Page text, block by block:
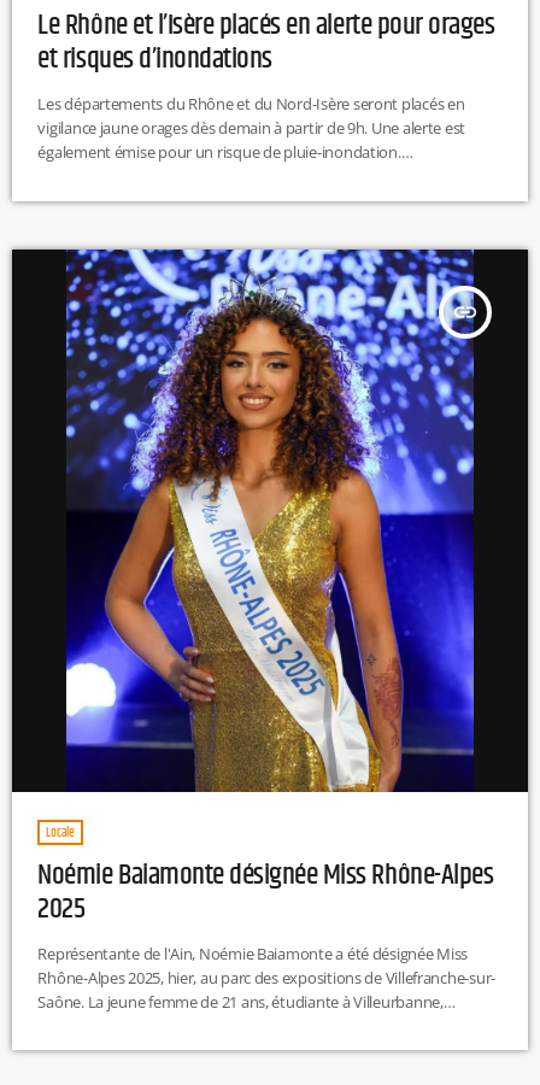
Le Rhône et l’Isère placés en alerte pour orages
et risques d’inondations
Les départements du Rhône et du Nord-Isère seront placés en
vigilance jaune orages dès demain à partir de 9h. Une alerte est
également émise pour un risque de pluie-inondation.
M.L
insert_link
Locale
Noémie Baiamonte désignée Miss Rhône-Alpes
2025
Représentante de l'Ain, Noémie Baiamonte a été désignée Miss
Rhône-Alpes 2025, hier, au parc des expositions de Villefranche-sur-
Saône. La jeune femme de 21 ans, étudiante à Villeurbanne,
Miss France 2026. M.L Crédit Photo : Instagram -